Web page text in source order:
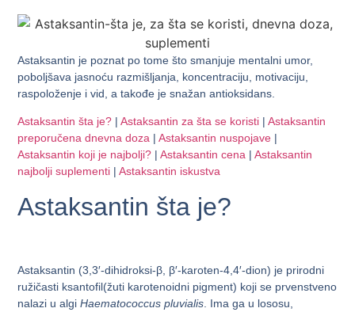
Astaksantin je poznat po tome što smanjuje mentalni umor,
poboljšava jasnoću razmišljanja, koncentraciju, motivaciju,
raspoloženje i vid, a takođe je snažan antioksidans.
Astaksantin šta je? |Astaksantin za šta se koristi |Astaksantin
preporučena dnevna doza |Astaksantin nuspojave |
Astaksantin koji je najbolji? |Astaksantin cena |Astaksantin
najbolji suplementi |Astaksantin iskustva
Astaksantin šta je?
Astaksantin (3,3′-dihidroksi-β, β′-karoten-4,4′-dion) je prirodni
ružičasti ksantofil(žuti karotenoidni pigment) koji se prvenstveno
nalazi u algiHaematococcus pluvialis . Ima ga u lososu,